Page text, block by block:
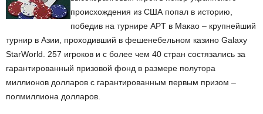
происхождения из США попал в историю,
победив на турнире APT в Макао – крупнейший
турнир в Азии, проходивший в фешенебельном казино Galaxy
StarWorld. 257 игроков и с более чем 40 стран состязались за
гарантированный призовой фонд в размере полутора
миллионов долларов с гарантированным первым призом –
полмиллиона долларов.